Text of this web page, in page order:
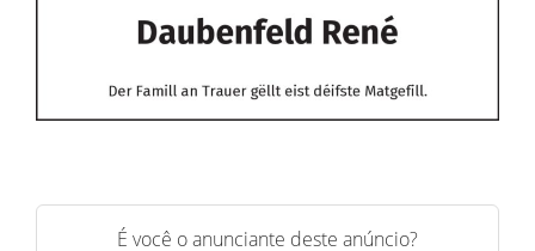
É você o anunciante deste anúncio?